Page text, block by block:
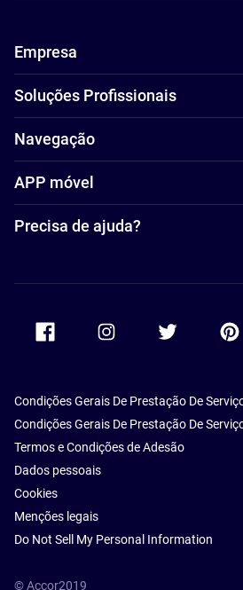
Empresa
Soluções Profissionais
Navegação
APP móvel
Precisa de ajuda?
Condições Gerais De Prestação De
Condições Gerais De Prestação De
Termos e Condições de Adesão
Dados pessoais
Cookies
Menções legais
Do Not Sell My Personal Information
© Accor2019